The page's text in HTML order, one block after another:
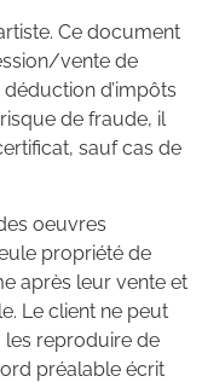
Ce document
vente de
d’impôts
de fraude, il
sauf cas de
oeuvres
propriété de
après leur vente et
Le client ne peut
les reproduire de
préalable écrit